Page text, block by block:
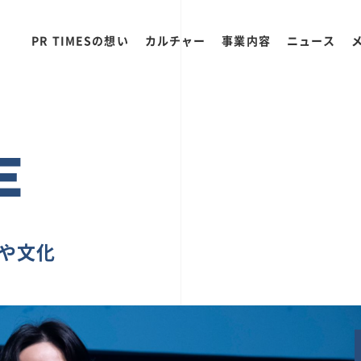
PR TIMESの想い カルチャー 事業内容 ニュース
文化